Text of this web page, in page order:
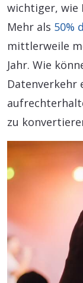
wichtiger, wie
Mehr als 50%
mittlerweile
Jahr. Wie
Datenverkehr
zu